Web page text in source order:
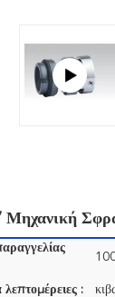
Μηχανική
: